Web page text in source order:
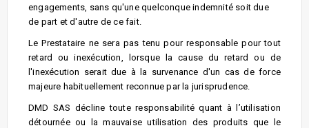
engagements, sans qu'une quelconque indemnité soit due
de part et d'autre de ce fait.
Le Prestataire ne sera pas tenu pour responsable pour tout
retard ou inexécution, lorsque la cause du retard ou de
l'inexécution serait due à la survenance d'un cas de force
majeure habituellement reconnue par la jurisprudence.
DMD SAS décline toute responsabilité quant à l’utilisation
détournée ou la mauvaise utilisation des produits que le